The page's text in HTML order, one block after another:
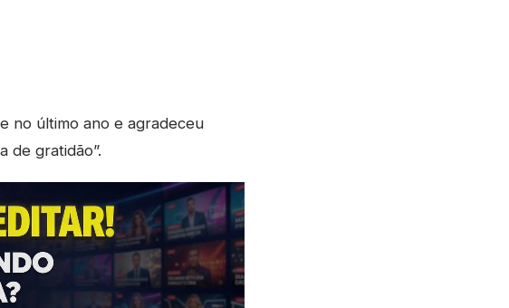
no último ano e agradeceu
de gratidão”.